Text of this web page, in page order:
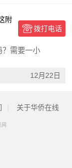
附
拨打电话
？需要一小
12月22日
关于华侨在线